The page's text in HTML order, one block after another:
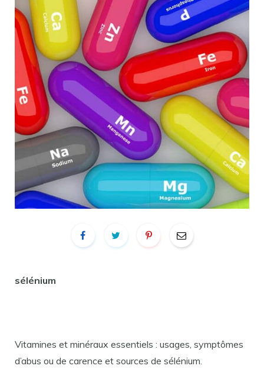
sélénium
Vitamines et minéraux essentiels : usages, symptômes
d’abus ou de carence et sources de sélénium.